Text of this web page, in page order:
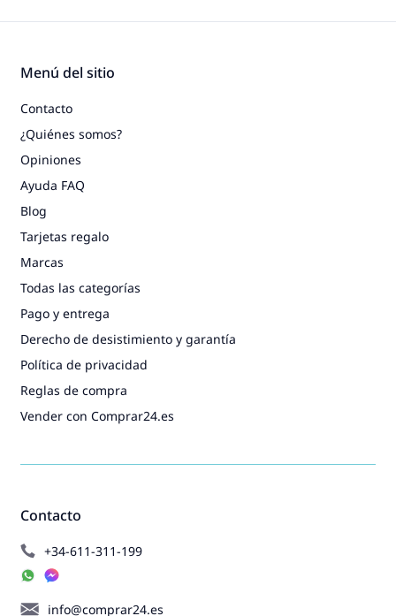
Contacto
+34-611-311-199
info@comprar24.es
Menú del sitio
Contacto
¿Quiénes somos?
Opiniones
Ayuda FAQ
Blog
Tarjetas regalo
Marcas
Todas las categorías
Pago y entrega
Derecho de desistimiento y garantía
Política de privacidad
Reglas de compra
Vender con Comprar24.es